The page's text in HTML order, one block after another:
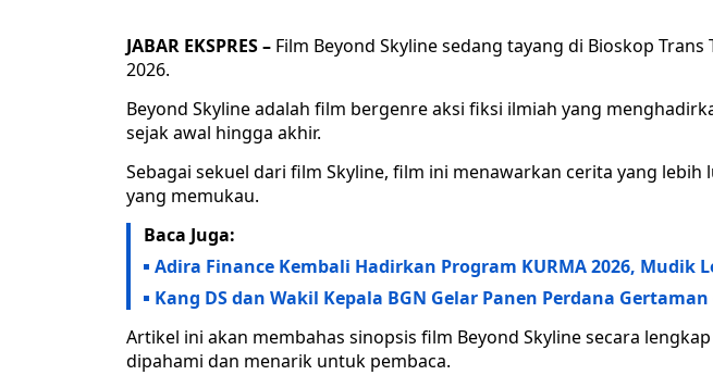
JABAR EKSPRES – Film Beyond Skyline sedang tayang di Bioskop
2026.
Beyond Skyline adalah film bergenre aksi fiksi ilmiah yang
sejak awal hingga akhir.
Sebagai sekuel dari film Skyline, film ini menawarkan cerita yang lebih
yang memukau.
Baca Juga:
Adira Finance Kembali Hadirkan Program KURMA 2026, Mudik
Kang DS dan Wakil Kepala BGN Gelar Panen Perdana
Artikel ini akan membahas sinopsis film Beyond Skyline secara
dipahami dan menarik untuk pembaca.